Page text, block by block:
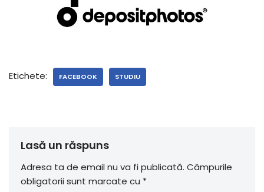
Etichete: FACEBOOK STUDIU
Lasă un răspuns
Adresa ta de email nu va fi publicată. Câmpurile
obligatorii sunt marcate cu *